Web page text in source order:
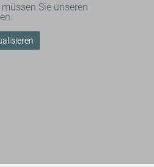
Sie unseren